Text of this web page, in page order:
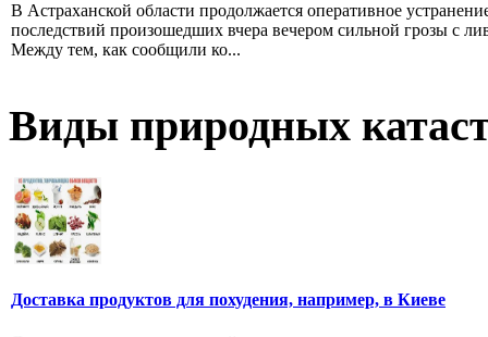
В Астраханской области продолжается оперативное
последствий произошедших вчера вечером сильной грозы с
Между тем, как сообщили ко...
Виды природных
Доставка продуктов для похудения, например, в Киеве